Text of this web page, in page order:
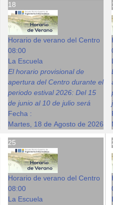
18
Horario de verano del Centro
08:00
La Escuela
El horario provisional de
apertura del Centro durante el
periodo estival 2026: Del 15
de junio al 10 de julio será
Fecha :
Martes, 18 de Agosto de 2026
25
Horario de verano del Centro
08:00
La Escuela